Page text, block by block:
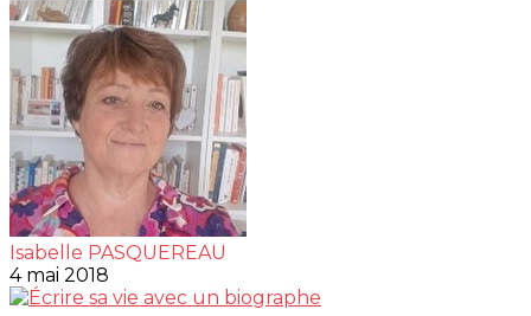
Isabelle PASQUEREAU
4 mai 2018